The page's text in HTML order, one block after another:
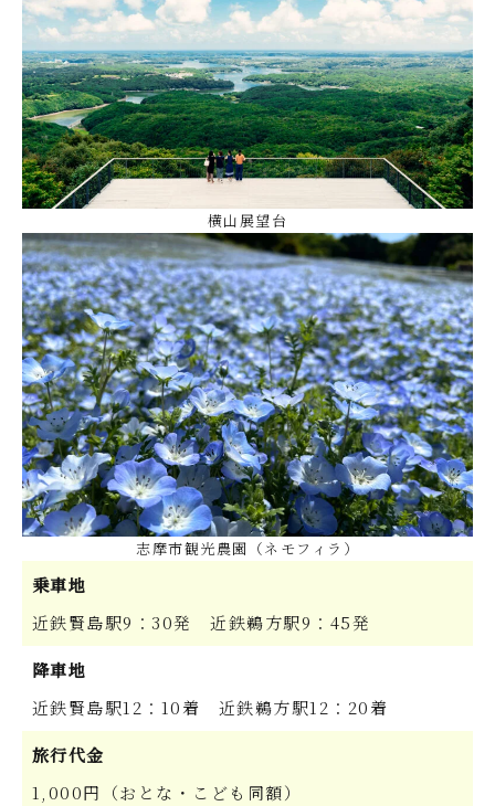
横山展望台
志摩市観光農園（ネモフィラ）
乗車地
近鉄賢島駅9：30発 近鉄鵜方駅9：45発
降車地
近鉄賢島駅12：10着 近鉄鵜方駅12：20着
旅行代金
1,000円（おとな・こども同額）